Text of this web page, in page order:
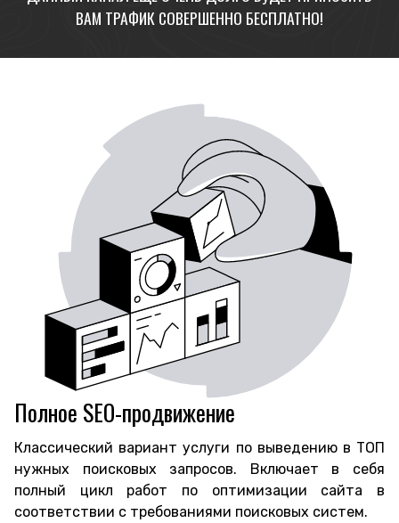
ВАМ ТРАФИК СОВЕРШЕННО БЕСПЛАТНО!
Полное SEO-продвижение
Классический вариант услуги по выведению в ТОП
нужных поисковых запросов. Включает в себя
полный цикл работ по оптимизации сайта в
соответствии с требованиями поисковых систем.